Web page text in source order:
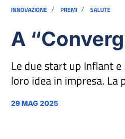
INNOVAZIONE / PREMI / SALUTE
A
Le due start up Inflant
loro idea in impresa. La
29 MAG 2025